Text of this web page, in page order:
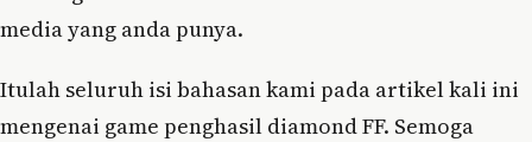
media yang anda punya.
Itulah seluruh isi bahasan kami pada artikel kali ini
mengenai game penghasil diamond FF. Semoga